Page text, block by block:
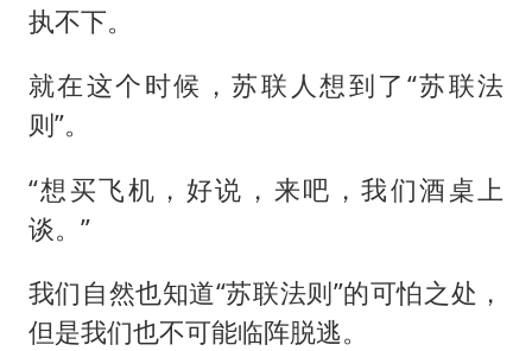
执不下。
就在这个时候，苏联人想到了“苏联法
则”。
“想买飞机，好说，来吧，我们酒桌上
谈。”
我们自然也知道“苏联法则”的可怕之处，
但是我们也不可能临阵脱逃。